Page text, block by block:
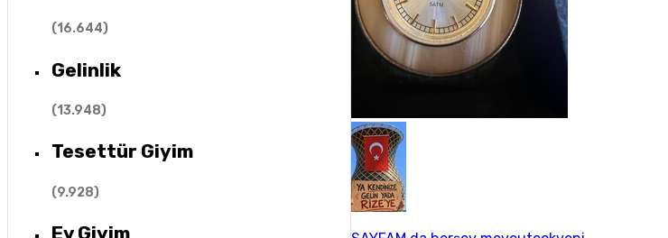
(16.644)
Gelinlik
(13.948)
Tesettür Giyim
(9.928)
Ev Giyim